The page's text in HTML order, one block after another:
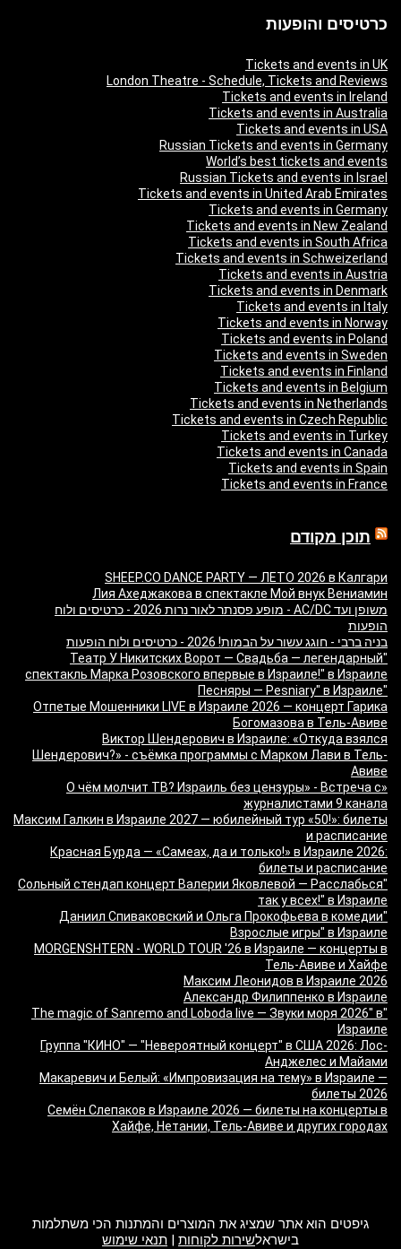
כרטיסים והופעות
Tickets and events in UK
London Theatre - Schedule, Tickets and Reviews
Tickets and events in Ireland
Tickets and events in Australia
Tickets and events in USA
Russian Tickets and events in Germany
World’s best tickets and events
Russian Tickets and events in Israel
Tickets and events in United Arab Emirates
Tickets and events in Germany
Tickets and events in New Zealand
Tickets and events in South Africa
Tickets and events in Schweizerland
Tickets and events in Austria
Tickets and events in Denmark
Tickets and events in Italy
Tickets and events in Norway
Tickets and events in Poland
Tickets and events in Sweden
Tickets and events in Finland
Tickets and events in Belgium
Tickets and events in Netherlands
Tickets and events in Czech Republic
Tickets and events in Turkey
Tickets and events in Canada
Tickets and events in Spain
Tickets and events in France
תוכן מקודם
SHEEP.CO DANCE PARTY — ЛЕТО 2026 в Калгари
Лия Ахеджакова в спектакле Мой внук Вениамин
משופן ועד AC/DC - מופע פסנתר לאור נרות 2026 - כרטיסים ולוח
הופעות
בניה ברבי - חוגג עשור על הבמות! 2026 - כרטיסים ולוח הופעות
"Театр У Никитских Ворот — Свадьба — легендарный
спектакль Марка Розовского впервые в Израиле!" в Израиле
"Песняры — Pesniary" в Израиле
Отпетые Мошенники LIVE в Израиле 2026 — концерт Гарика
Богомазова в Тель-Авиве
Виктор Шендерович в Израиле: «Откуда взялся
Шендерович?» - съёмка программы с Марком Лави в Тель-
Авиве
«О чём молчит ТВ? Израиль без цензуры» - Встреча с
журналистами 9 канала
Максим Галкин в Израиле 2027 — юбилейный тур «50!»: билеты
и расписание
Красная Бурда — «Самеах, да и только!» в Израиле 2026:
билеты и расписание
"Сольный стендап концерт Валерии Яковлевой — Расслабься
так у всех!" в Израиле
"Даниил Спиваковский и Ольга Прокофьева в комедии
Взрослые игры" в Израиле
MORGENSHTERN - WORLD TOUR '26 в Израиле — концерты в
Тель-Авиве и Хайфе
Максим Леонидов в Израиле 2026
Александр Филиппенко в Израиле
"The magic of Sanremo and Loboda live — Звуки моря 2026" в
Израиле
Группа "КИНО" — "Невероятный концерт" в США 2026: Лос-
Анджелес и Майами
Макаревич и Белый: «Импровизация на тему» в Израиле —
билеты 2026
Семён Слепаков в Израиле 2026 — билеты на концерты в
Хайфе, Нетании, Тель-Авиве и других городах
גיפטים הוא אתר שמציג את המוצרים והמתנות הכי משתלמות
בישראלשירות לקוחות | תנאי שימוש